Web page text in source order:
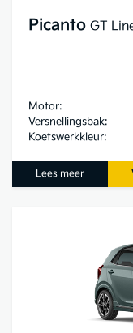
Picanto GT
Motor:
Versnellingsbak:
Koetswerkkleur:
Lees meer